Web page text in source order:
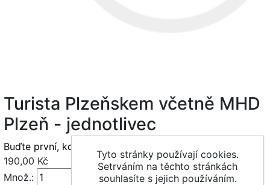
Turista Plzeňskem včetně MHD
Plzeň - jednotlivec
Buďte první, kdo napíše recenzi tohoto produktu
190,00 Kč
Množ.:
Koupit
Tyto stránky používají cookies.
Setrváním na těchto stránkách
souhlasíte s jejich používáním.